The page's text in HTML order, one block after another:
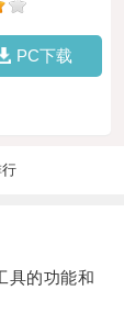
PC下载
的功能和